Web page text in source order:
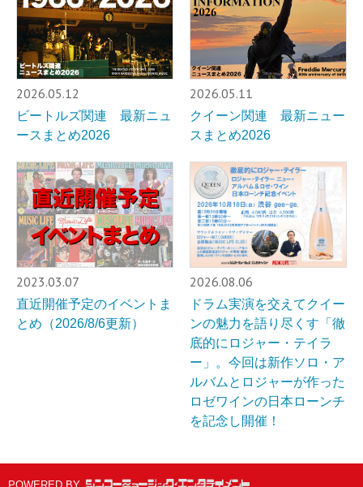
2026.05.12
ビートルズ関連 最新ニュ
ースまとめ2026
2026.05.11
クイーン関連 最新ニュー
スまとめ2026
2023.03.07
直近開催予定のイベントま
とめ（2026/8/6更新）
2026.08.06
ドラム実演を交えてクイー
ンの魅力を語り尽くす「徹
底的にロジャー・テイラ
ー」。今回は新作ソロ・ア
ルバムとロジャーが作った
ロゼワインの日本ローンチ
を記念し開催！